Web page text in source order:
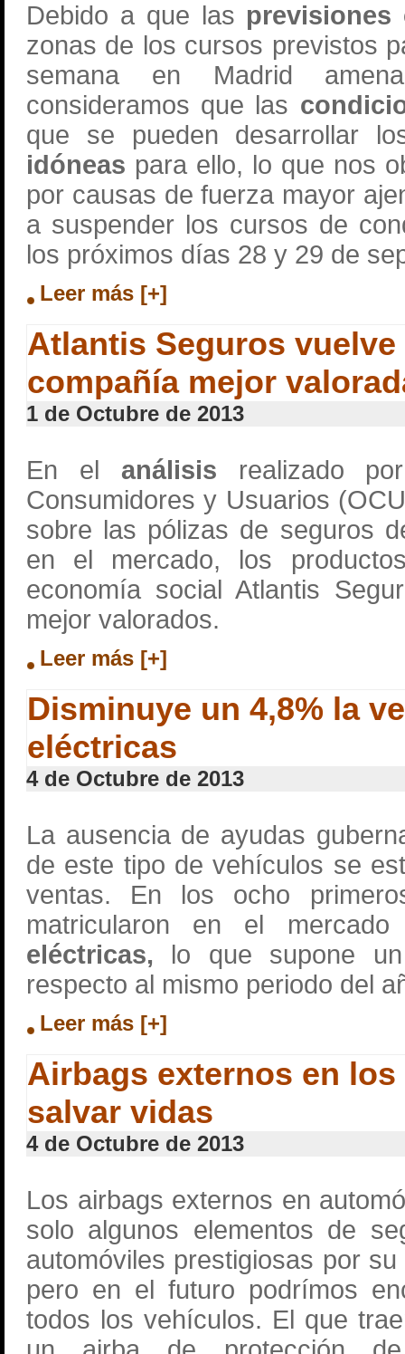
Debido a que las
zonas de los cursos previstos
semana en Madrid
consideramos que las
que se pueden desarrollar
idóneas para ello, lo que nos
por causas de fuerza mayor
a suspender los cursos de
los próximos días 28 y 29 de
Leer más [+]
Atlantis Seguros vuelve
compañía mejor
1 de Octubre de 2013
En el análisis realizado
Consumidores y Usuarios
sobre las pólizas de seguros
en el mercado, los
economía social Atlantis
mejor valorados.
Leer más [+]
Disminuye un 4,8% la
eléctricas
4 de Octubre de 2013
La ausencia de ayudas
de este tipo de vehículos se
ventas. En los ocho
matricularon en el
eléctricas, lo que supone
respecto al mismo periodo del
Leer más [+]
Airbags externos en
salvar vidas
4 de Octubre de 2013
Los airbags externos en
solo algunos elementos de
automóviles prestigiosas por
pero en el futuro podrímos
todos los vehículos. El que